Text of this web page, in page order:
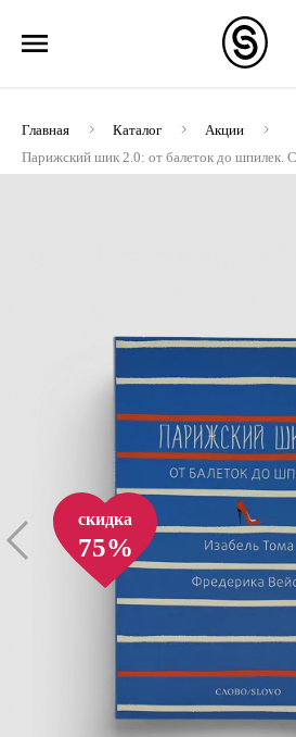
Главная Каталог
Акции
Парижский шик 2.0: от балеток до шпилек.
элегантности.
скидка
75%